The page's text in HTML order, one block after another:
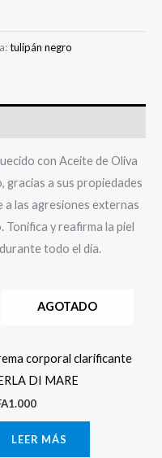
tulipán negro
con Aceite de Oliva
a sus propiedades
las agresiones externas
y reafirma la piel
todo el día.
AGOTADO
corporal clarificante
DI MARE
1.000
LEER MÁS